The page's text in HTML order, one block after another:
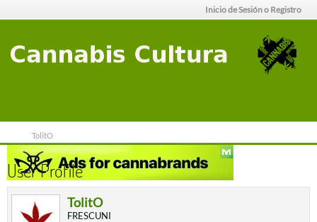
Inicio de Sesión o Registro
TolitO
User Profile
TolitO
FRESCUNI